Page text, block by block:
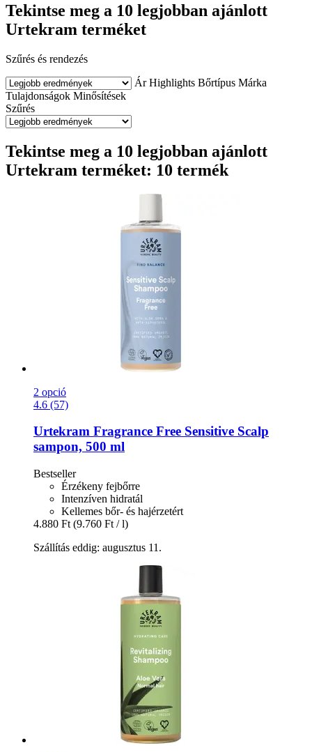
Tekintse meg a 10 legjobban ajánlott
Urtekram terméket
Szűrés és rendezés
Ár Highlights Bőrtípus Márka
Tulajdonságok Minősítések
Szűrés
Tekintse meg a 10 legjobban ajánlott
Urtekram terméket: 10 termék
2 opció
4.6 (57)
Urtekram Fragrance Free Sensitive Scalp
sampon, 500 ml
Bestseller
Érzékeny fejbőrre
Intenzíven hidratál
Kellemes bőr- és hajérzetért
4.880 Ft (9.760 Ft / l)
Szállítás eddig: augusztus 11.